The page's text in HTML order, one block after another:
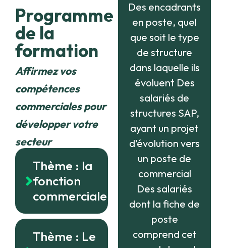
Programme
de la
formation
Affirmez vos
compétences
commerciales pour
développer votre
secteur
Thème : la
fonction
commerciale
Thème : Le
Des encadrants
en poste, quel
que soit le type
de structure
dans laquelle ils
évoluent Des
salariés de
structures SAP,
ayant un projet
d’évolution vers
un poste de
commercial
Des salariés
dont la fiche de
poste
comprend cet